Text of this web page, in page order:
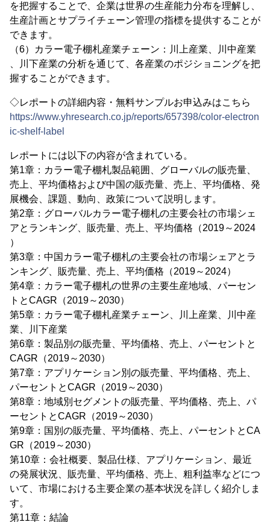
を把握することで、企業は世界の生産能力分布を理解し、
生産計画とサプライチェーン管理の指標を提供することが
できます。
（6）カラー電子棚札産業チェーン：川上産業、川中産業
、川下産業の分析を通じて、各産業のポジショニングを把
握することができます。
◇レポートの詳細内容・無料サンプルお申込みはこちら
https://www.yhresearch.co.jp/reports/657398/color-electron
ic-shelf-label
レポートには以下の内容が含まれている。
第1章：カラー電子棚札製品範囲、グローバルの販売量、
売上、平均価格および中国の販売量、売上、平均価格、発
展機会、課題、動向、政策について説明します。
第2章：グローバルカラー電子棚札の主要会社の市場シェ
アとランキング、販売量、売上、平均価格（2019～2024
）
第3章：中国カラー電子棚札の主要会社の市場シェアとラ
ンキング、販売量、売上、平均価格（2019～2024）
第4章：カラー電子棚札の世界の主要生産地域、パーセン
トとCAGR（2019～2030）
第5章：カラー電子棚札産業チェーン、川上産業、川中産
業、川下産業
第6章：製品別の販売量、平均価格、売上、パーセントと
CAGR（2019～2030）
第7章：アプリケーション別の販売量、平均価格、売上、
パーセントとCAGR（2019～2030）
第8章：地域別セグメントの販売量、平均価格、売上、パ
ーセントとCAGR（2019～2030）
第9章：国別の販売量、平均価格、売上、パーセントとCA
GR（2019～2030）
第10章：会社概要、製品仕様、アプリケーション、最近
の発展状況、販売量、平均価格、売上、粗利益率などにつ
いて、市場における主要企業の基本状況を詳しく紹介しま
す。
第11章：結論